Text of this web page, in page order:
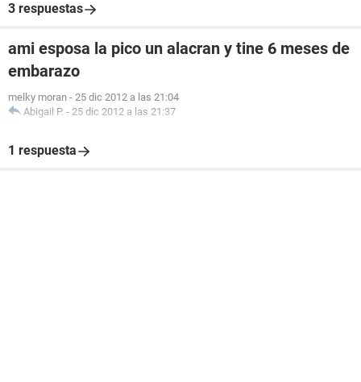
3 respuestas
ami esposa la pico un alacran y tine 6 meses de
embarazo
melky moran - 25 dic 2012 a las 21:04
Abigail P. - 25 dic 2012 a las 21:37
1 respuesta